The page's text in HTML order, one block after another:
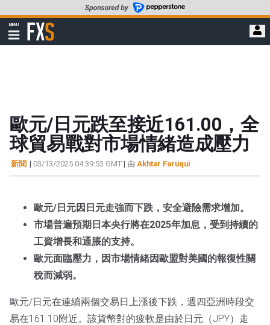
至
要
MENU
顯
示
FXStreet
歐元/日元跌至接近161.00，全
球貿易戰對市場情緒造成壓力
新聞 | 03/13/2025 04:39:53 GMT | 由 Akhtar Faruqui
歐元/日元因日元走強而下跌，安全避險需求增加。
市場普遍預期日本央行將在2025年加息，受到持續的
工資增長和通脹的支持。
歐元面臨壓力，因市場情緒因歐盟對美國的報復性關
稅而減弱。
歐元/日元在連續兩個交易日上漲後下跌，週四亞洲時段交
易在161.10附近。該貨幣對的疲軟是由於日元（JPY）走